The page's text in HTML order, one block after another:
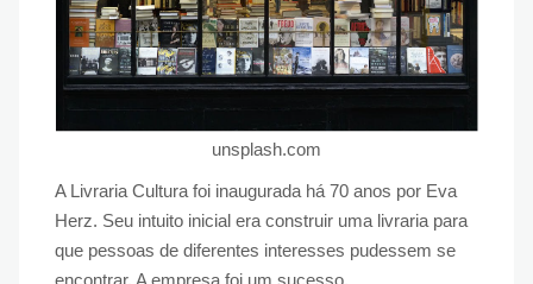
unsplash.com
A Livraria Cultura foi inaugurada há 70 anos por Eva
Herz. Seu intuito inicial era construir uma livraria para
que pessoas de diferentes interesses pudessem se
encontrar. A empresa foi um sucesso.